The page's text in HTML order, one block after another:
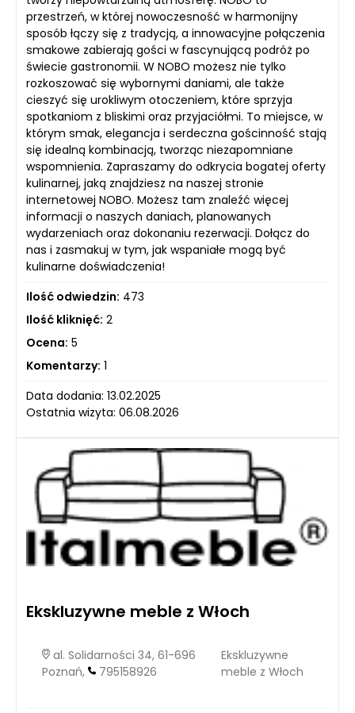
przestrzeń, w której nowoczesność w harmonijny
sposób łączy się z tradycją, a innowacyjne połączenia
smakowe zabierają gości w fascynującą podróż po
świecie gastronomii. W NOBO możesz nie tylko
rozkoszować się wybornymi daniami, ale także
cieszyć się urokliwym otoczeniem, które sprzyja
spotkaniom z bliskimi oraz przyjaciółmi. To miejsce, w
którym smak, elegancja i serdeczna gościnność stają
się idealną kombinacją, tworząc niezapomniane
wspomnienia. Zapraszamy do odkrycia bogatej oferty
kulinarnej, jaką znajdziesz na naszej stronie
internetowej NOBO. Możesz tam znaleźć więcej
informacji o naszych daniach, planowanych
wydarzeniach oraz dokonaniu rezerwacji. Dołącz do
nas i zasmakuj w tym, jak wspaniałe mogą być
kulinarne doświadczenia!
Ilość odwiedzin: 473
Ilość kliknięć: 2
Ocena: 5
Komentarzy: 1
Data dodania: 13.02.2025
Ostatnia wizyta: 06.08.2026
Ekskluzywne meble z Włoch
al. Solidarności 34, 61-696
Poznań,
795158926
Ekskluzywne
meble z Włoch